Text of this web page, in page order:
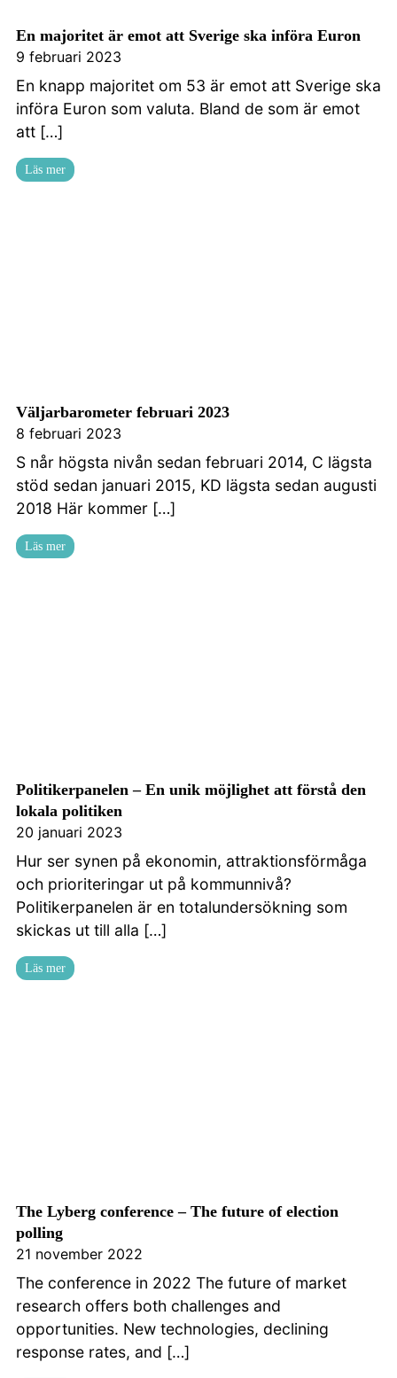
En majoritet är emot att Sverige ska införa Euron
9 februari 2023
En knapp majoritet om 53 är emot att Sverige ska
införa Euron som valuta. Bland de som är emot
att […]
Läs mer
Väljarbarometer februari 2023
8 februari 2023
S når högsta nivån sedan februari 2014, C lägsta
stöd sedan januari 2015, KD lägsta sedan augusti
2018 Här kommer […]
Läs mer
Politikerpanelen – En unik möjlighet att förstå den
lokala politiken
20 januari 2023
Hur ser synen på ekonomin, attraktionsförmåga
och prioriteringar ut på kommunnivå?
Politikerpanelen är en totalundersökning som
skickas ut till alla […]
Läs mer
The Lyberg conference – The future of election
polling
21 november 2022
The conference in 2022 The future of market
research offers both challenges and
opportunities. New technologies, declining
response rates, and […]